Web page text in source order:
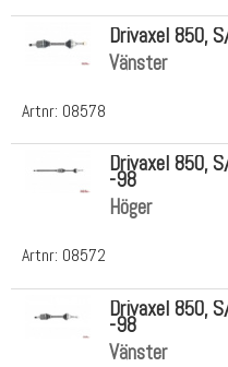
Artnr: 08578
Drivaxel 850,
Vänster
Artnr: 08572
Drivaxel 850,
-98
Höger
Drivaxel 850,
-98
Vänster